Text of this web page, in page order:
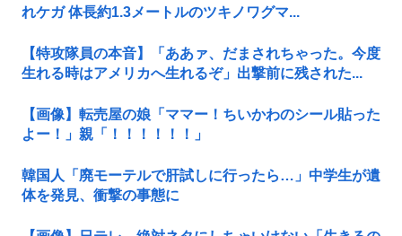
れケガ 体長約1.3メートルのツキノワグマ...
【特攻隊員の本音】「ああァ、だまされちゃった。今度
生れる時はアメリカへ生れるぞ」出撃前に残された...
【画像】転売屋の娘「ママー！ちいかわのシール貼った
よー！」親「！！！！！！」
韓国人「廃モーテルで肝試しに行ったら…」中学生が遺
体を発見、衝撃の事態に